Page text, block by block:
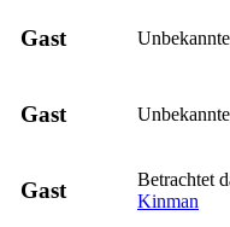
Gast
Gast
Gast
Betrachtet
Kinman